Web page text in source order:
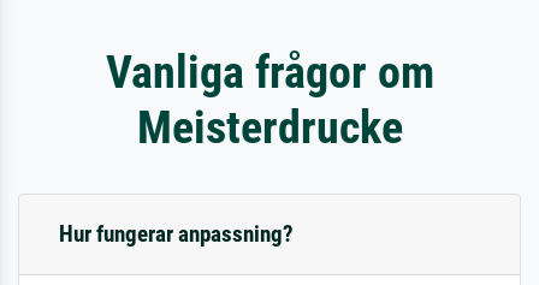
Vanliga frågor om
Meisterdrucke
Hur fungerar anpassning?